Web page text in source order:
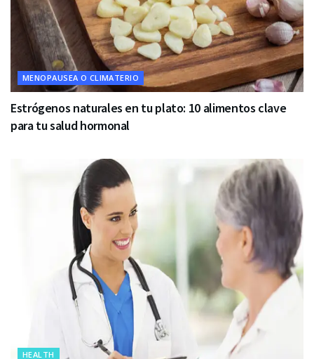
MENOPAUSEA O CLIMATERIO
Estrógenos naturales en tu plato: 10 alimentos clave
para tu salud hormonal
HEALTH